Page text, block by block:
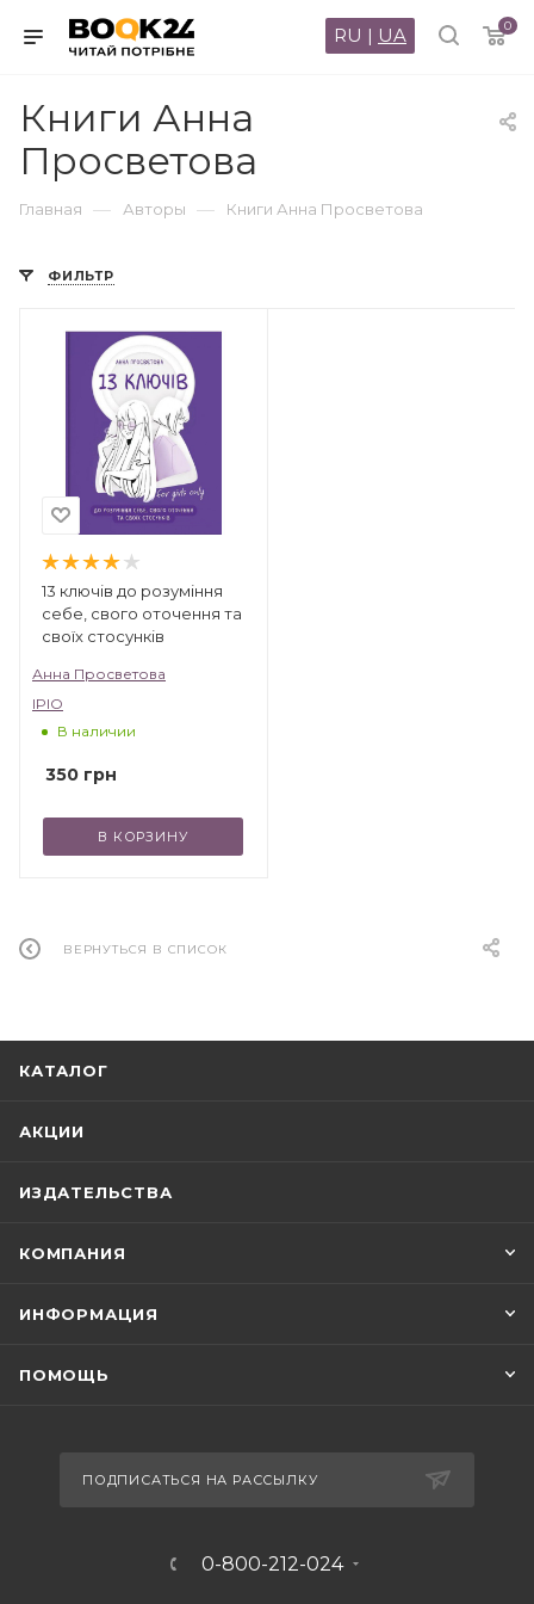
0
RU | UA
Книги Анна
Просветова
Главная — Авторы — Книги Анна Просветова
ФИЛЬТР
13 ключів до розуміння
себе, свого оточення та
своїх стосунків
Анна Просветова
IPIO
В наличии
350 грн
В КОРЗИНУ
ВЕРНУТЬСЯ В СПИСОК
КАТАЛОГ
АКЦИИ
ИЗДАТЕЛЬСТВА
КОМПАНИЯ
ИНФОРМАЦИЯ
ПОМОЩЬ
ПОДПИСАТЬСЯ НА РАССЫЛКУ
0-800-212-024